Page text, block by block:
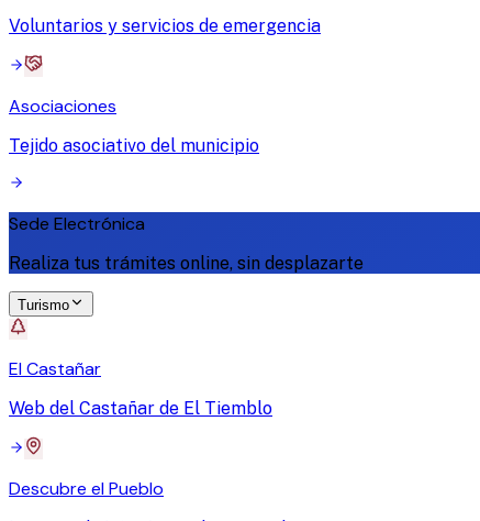
Voluntarios y servicios de emergencia
Asociaciones
Tejido asociativo del municipio
Sede Electrónica
Realiza tus trámites online, sin desplazarte
Turismo
El Castañar
Web del Castañar de El Tiemblo
Descubre el Pueblo